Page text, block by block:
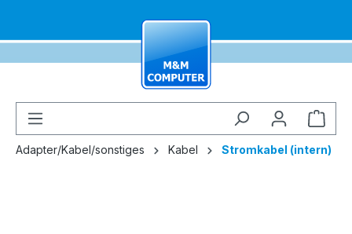
Adapter/Kabel/sonstiges Kabel Stromkabel (intern)